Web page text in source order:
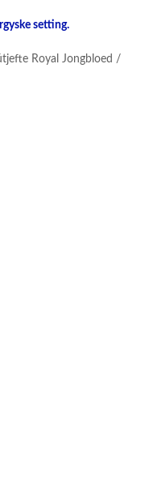
setting.
Royal Jongbloed /